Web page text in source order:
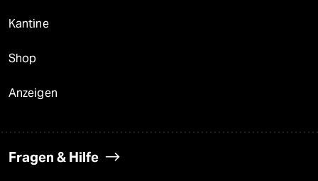
Kantine
Shop
Anzeigen
Fragen & Hilfe